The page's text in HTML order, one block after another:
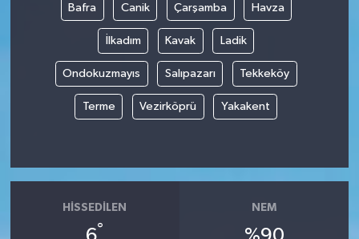
Bafra Canik Çarşamba Havza
İlkadım Kavak Ladik
Ondokuzmayıs Salıpazarı Tekkeköy
Terme Vezirköprü Yakakent
HISSEDILEN
°
NEM